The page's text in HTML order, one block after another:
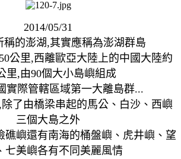
2014/05/31
稱的澎湖,其實應稱為澎湖群島
公里,西離歐亞大陸上的中國大陸約
里,由90個大小島嶼組成
實際管轄區域第一大離島群...
了由橋梁串起的馬公、白沙、西嶼
三個大島之外
礁嶼還有南海的桶盤嶼、虎井嶼、望
七美嶼各有不同美麗風情